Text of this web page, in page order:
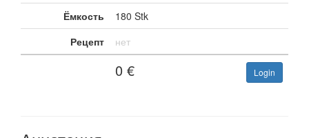
Ёмкость
180 Stk
Рецепт
нет
0 € Login